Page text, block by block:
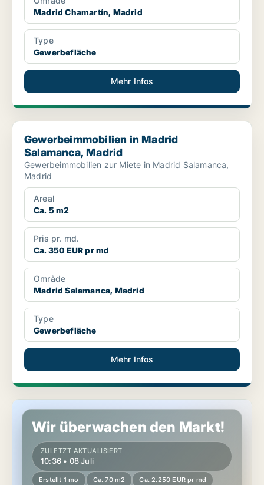
Madrid Chamartín, Madrid
Type
Gewerbefläche
Mehr Infos
Gewerbeimmobilien in Madrid Salamanca, Madrid
Gewerbeimmobilien in Madrid
Salamanca, Madrid
Gewerbeimmobilien zur Miete in Madrid Salamanca,
Madrid
Areal
Ca. 5 m2
Pris pr. md.
Ca. 350 EUR pr md
Område
Madrid Salamanca, Madrid
Type
Gewerbefläche
Mehr Infos
Büro in Madrid Salamanca, Madrid
Wir überwachen den Markt!
ZULETZT AKTUALISIERT
10:36 • 08 Juli
Erstellt 1 mo Ca. 70 m2 Ca. 2.250 EUR pr md